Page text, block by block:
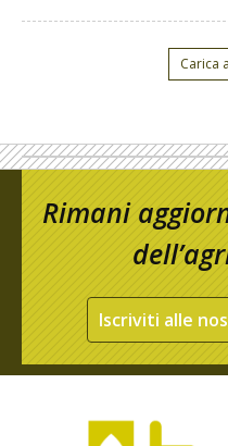
Carica
Rimani
Iscriviti alle